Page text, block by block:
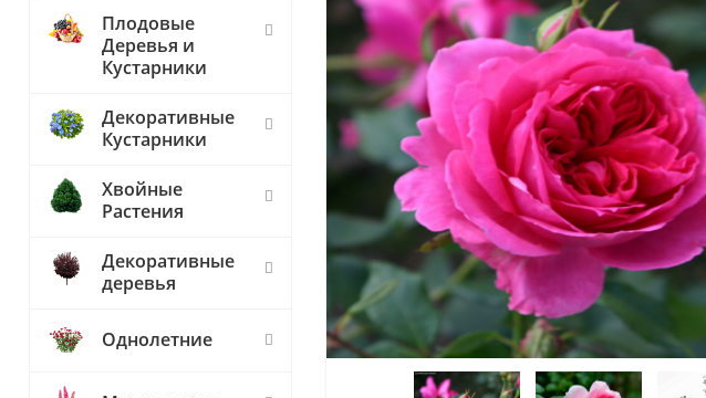
Плодовые
Деревья и
Кустарники
Декоративные
Кустарники
Хвойные
Растения
Декоративные
деревья
Однолетние